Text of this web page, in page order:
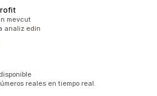
mevcut
analiz edin
reales en tiempo real.